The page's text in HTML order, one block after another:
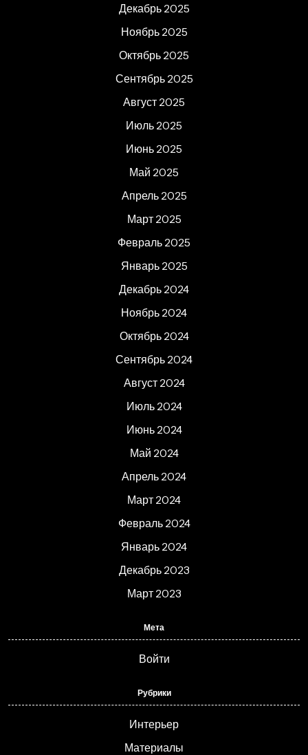
Декабрь 2025
Ноябрь 2025
Октябрь 2025
Сентябрь 2025
Август 2025
Июль 2025
Июнь 2025
Май 2025
Апрель 2025
Март 2025
Февраль 2025
Январь 2025
Декабрь 2024
Ноябрь 2024
Октябрь 2024
Сентябрь 2024
Август 2024
Июль 2024
Июнь 2024
Май 2024
Апрель 2024
Март 2024
Февраль 2024
Январь 2024
Декабрь 2023
Март 2023
Мета
Войти
Рубрики
Интерьер
Материалы